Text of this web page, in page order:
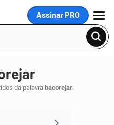
Assinar PRO
MENU
da palavra bacorejar: